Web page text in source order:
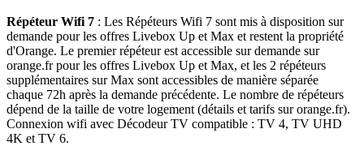
Répéteur Wifi 7 : Les Répéteurs Wifi 7 sont mis à disposition sur
demande pour les offres Livebox Up et Max et restent la propriété
d'Orange. Le premier répéteur est accessible sur demande sur
orange.fr pour les offres Livebox Up et Max, et les 2 répéteurs
supplémentaires sur Max sont accessibles de manière séparée
chaque 72h après la demande précédente. Le nombre de répéteurs
dépend de la taille de votre logement (détails et tarifs sur orange.fr).
Connexion wifi avec Décodeur TV compatible : TV 4, TV UHD
4K et TV 6.